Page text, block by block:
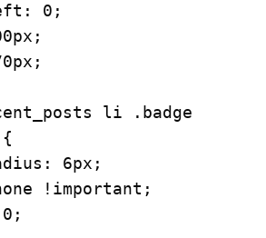
: 0 ;
;
;
li
.badge
{
: 6px ;
!important ;
0 ;